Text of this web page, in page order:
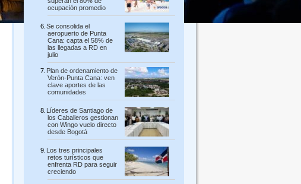
ocupación promedio
Se consolida el
aeropuerto de Punta
Cana: capta el 58% de
las llegadas a RD en
julio
Plan de ordenamiento de
Verón-Punta Cana: ven
clave aportes de las
comunidades
Líderes de Santiago de
los Caballeros gestionan
con Wingo vuelo directo
desde Bogotá
Los tres principales
retos turísticos que
enfrenta RD para seguir
creciendo